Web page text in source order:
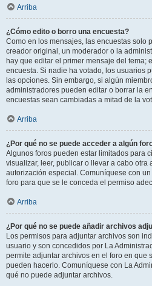
Arriba
¿Cómo edito o borro una encuesta?
Como en los mensajes, las encuestas solo
creador original, un moderador o la
hay que editar el primer mensaje del tema;
encuesta. Si nadie ha votado, los usuarios
las opciones. Sin embargo, si algún
administradores pueden editar o borrar la
encuestas sean cambiadas a mitad de la
Arriba
¿Por qué no se puede acceder a algún
Algunos foros pueden estar limitados para
visualizar, leer, publicar o llevar a cabo otra
autorización especial. Comuníquese con
foro para que se le conceda el permiso
Arriba
¿Por qué no se puede añadir archivos
Los permisos para adjuntar archivos son
usuario y son concedidos por La
permite adjuntar archivos en el foro en que
pueden hacerlo. Comuníquese con La
qué no puede adjuntar archivos.